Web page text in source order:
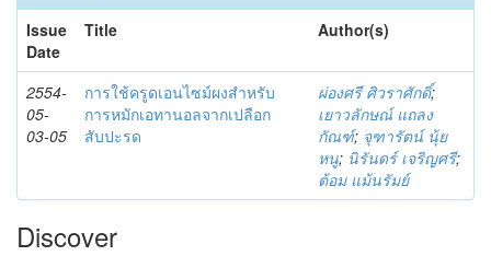
Issue
Date
Title Author(s)
2554-
05-
03-05
การใช้ครูดเอนไซม์ผงสำหรับ
การหมักเอทานอลจากเปลือก
สับปะรด
ผ่องศรี ศิวราศักดิ์;
เยาวลักษณ์ แถลง
กัณฑ์; จุฑารัตน์ นุ้ย
หนู; นิรันดร์ เจริญศรี;
ต้อม แม้นรัมย์
Discover